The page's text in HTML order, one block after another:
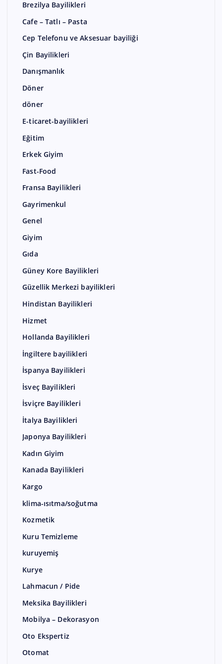
Brezilya Bayilikleri
Cafe – Tatlı – Pasta
Cep Telefonu ve Aksesuar bayiliği
Çin Bayilikleri
Danışmanlık
Döner
döner
E-ticaret-bayilikleri
Eğitim
Erkek Giyim
Fast-Food
Fransa Bayilikleri
Gayrimenkul
Genel
Giyim
Gıda
Güney Kore Bayilikleri
Güzellik Merkezi bayilikleri
Hindistan Bayilikleri
Hizmet
Hollanda Bayilikleri
İngiltere bayilikleri
İspanya Bayilikleri
İsveç Bayilikleri
İsviçre Bayilikleri
İtalya Bayilikleri
Japonya Bayilikleri
Kadın Giyim
Kanada Bayilikleri
Kargo
klima-ısıtma/soğutma
Kozmetik
Kuru Temizleme
kuruyemiş
Kurye
Lahmacun / Pide
Meksika Bayilikleri
Mobilya – Dekorasyon
Oto Ekspertiz
Otomat